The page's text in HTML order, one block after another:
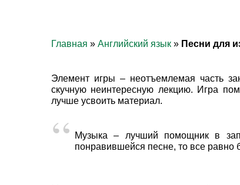
Главная » Английский язык » Песни для
Элемент игры – неотъемлемая часть
скучную неинтересную лекцию. Игра
лучше усвоить материал.
Музыка – лучший помощник в
понравившейся песне, то все равно